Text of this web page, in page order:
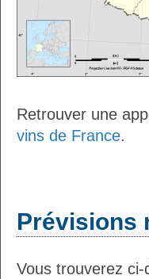
Retrouver une
vins de France.
Prévisions
Vous trouverez